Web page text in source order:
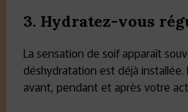
3. Hydratez-vous
La sensation de soif apparaît
déshydratation est déjà
avant, pendant et après votre